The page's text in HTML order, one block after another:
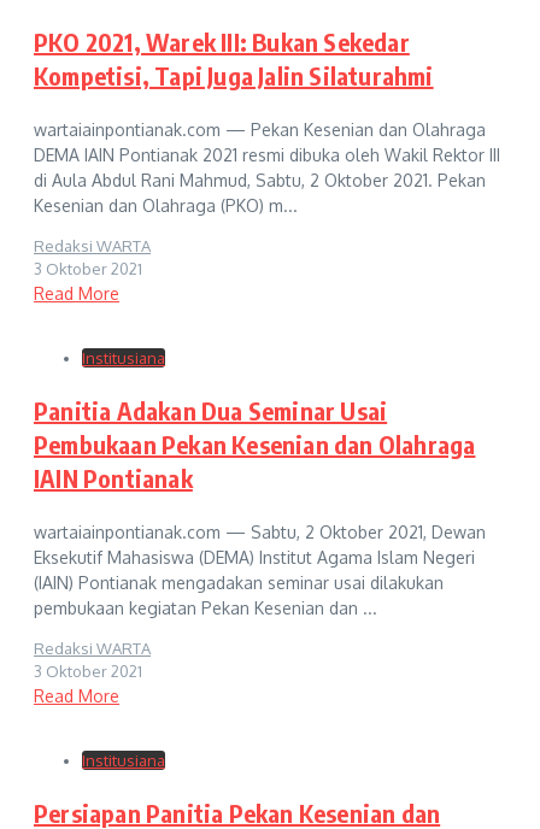
PKO 2021, Warek III: Bukan Sekedar
Kompetisi, Tapi Juga Jalin Silaturahmi
wartaiainpontianak.com — Pekan Kesenian dan Olahraga
DEMA IAIN Pontianak 2021 resmi dibuka oleh Wakil Rektor III
di Aula Abdul Rani Mahmud, Sabtu, 2 Oktober 2021. Pekan
Kesenian dan Olahraga (PKO) m...
Redaksi WARTA
3 Oktober 2021
Read More
Institusiana
Panitia Adakan Dua Seminar Usai
Pembukaan Pekan Kesenian dan Olahraga
IAIN Pontianak
wartaiainpontianak.com — Sabtu, 2 Oktober 2021, Dewan
Eksekutif Mahasiswa (DEMA) Institut Agama Islam Negeri
(IAIN) Pontianak mengadakan seminar usai dilakukan
pembukaan kegiatan Pekan Kesenian dan ...
Redaksi WARTA
3 Oktober 2021
Read More
Institusiana
Persiapan Panitia Pekan Kesenian dan